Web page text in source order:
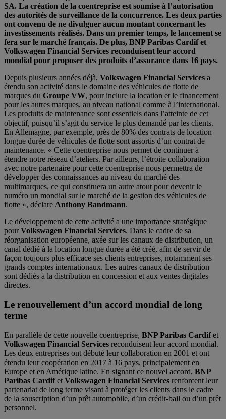
SA. La création de la coentreprise est soumise à l’autorisation
des autorités de surveillance de la concurrence. Les deux parties
ont convenu de ne divulguer aucun montant concernant les
investissements réalisés. Dans un premier temps, le lancement se
fera sur le marché français. De plus, BNP Paribas Cardif et
Volkswagen Financial Services reconduisent leur accord
mondial pour proposer des produits d’assurance dans 16 pays.
Depuis plusieurs années déjà, Volkswagen Financial Services a
étendu son activité dans le domaine des véhicules de flotte de
marques du Groupe VW, pour inclure la location et le financement
pour les autres marques, au niveau national comme à l’international.
Les produits de maintenance sont essentiels dans l’atteinte de cet
objectif, puisqu’il s’agit du service le plus demandé par les clients.
En Allemagne, par exemple, près de 80% des contrats de location
longue durée de véhicules de flotte sont assortis d’un contrat de
maintenance. « Cette coentreprise nous permet de continuer à
étendre notre réseau d’ateliers. Par ailleurs, l’étroite collaboration
avec notre partenaire pour cette coentreprise nous permettra de
développer des connaissances au niveau du marché des
multimarques, ce qui constituera un autre atout pour devenir le
numéro un mondial sur le marché de la gestion des véhicules de
flotte », déclare Anthony Bandmann.
Le développement de cette activité a une importance stratégique
pourVolkswagen Financial Services. Dans le cadre de sa
réorganisation européenne, axée sur les canaux de distribution, un
canal dédié à la location longue durée a été créé, afin de servir de
façon toujours plus efficace ses clients entreprises, notamment ses
grands comptes internationaux. Les autres canaux de distribution
sont dédiés à la distribution en concession et aux ventes digitales
directes.
Le renouvellement d’un accord mondial de long
terme
En parallèle de cette nouvelle coentreprise, BNP Paribas Cardifet
Volkswagen Financial Services reconduisent leur accord mondial.
Les deux entreprises ont débuté leur collaboration en 2001 et ont
étendu leur coopération en 2017 à 16 pays, principalement en
Europe et en Amérique latine. En signant ce nouvel accord, BNP
Paribas Cardifet Volkswagen Financial Services renforcent leur
partenariat de long terme visant à protéger les clients dans le cadre
de la souscription d’un prêt automobile, d’un crédit-bail ou d’un prêt
personnel.